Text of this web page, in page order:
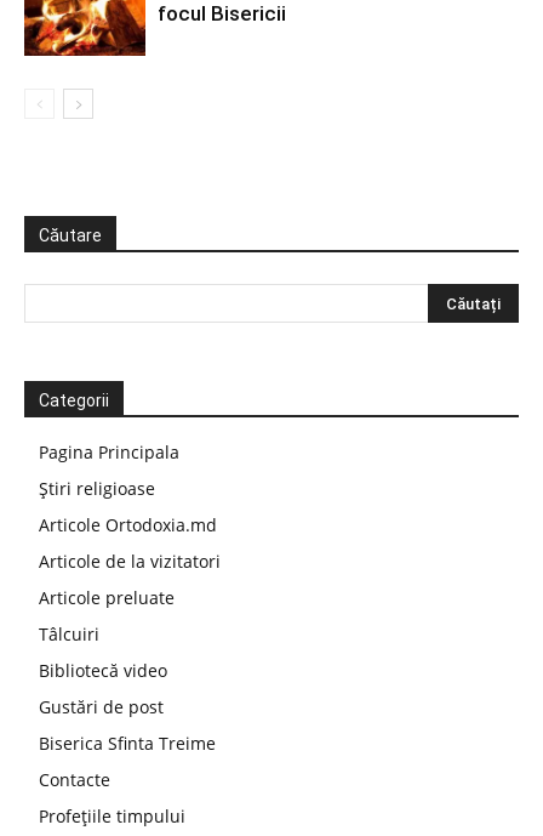
focul Bisericii
Căutare
Categorii
Pagina Principala
Știri religioase
Articole Ortodoxia.md
Articole de la vizitatori
Articole preluate
Tâlcuiri
Bibliotecă video
Gustări de post
Biserica Sfinta Treime
Contacte
Profețiile timpului